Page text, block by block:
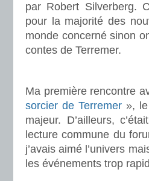
par Robert Silverberg.
pour la majorité des
monde concerné sinon
contes de Terremer.
Ma première rencontre
sorcier de Terremer »,
majeur. D’ailleurs,
lecture commune du
j’avais aimé l’univers
les événements trop